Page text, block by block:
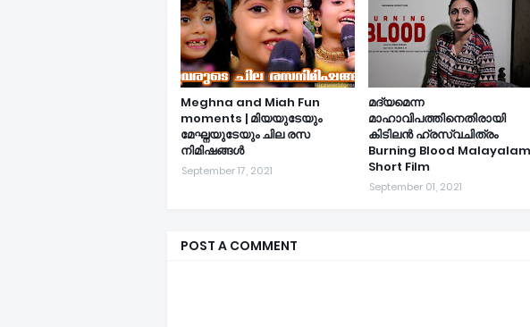
Meghna and Miah Fun
moments | മിയയുടേയും
മേഘ്നയുടേയും ചില രസ
നിമിഷങ്ങൾ
September 17, 2021
മദ്യമെന്ന
മാഹാവിപത്തിനെതിരായി
കിടിലൻ ഹ്രസ്വചിത്രം
Burning Blood Malayalam
Short Film
September 01, 2021
POST A COMMENT